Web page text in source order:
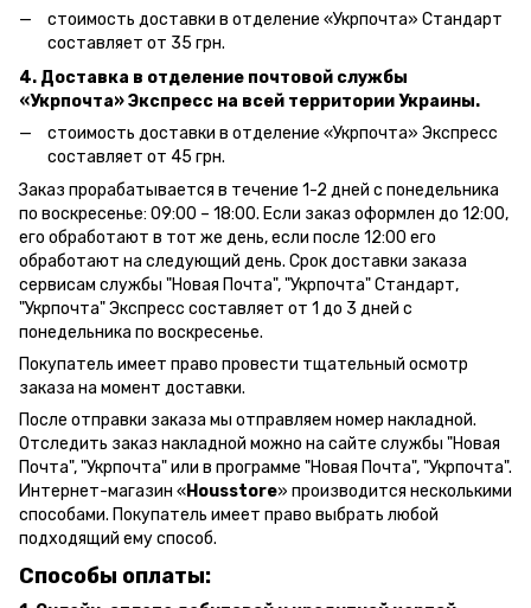
стоимость доставки в отделение «Укрпочта» Стандарт
составляет от 35 грн.
4. Доставка в отделение почтовой службы
«Укрпочта» Экспресс на всей территории Украины.
стоимость доставки в отделение «Укрпочта» Экспресс
составляет от 45 грн.
Заказ прорабатывается в течение 1-2 дней с понедельника
по воскресенье: 09:00 – 18:00. Если заказ оформлен до 12:00,
его обработают в тот же день, если после 12:00 его
обработают на следующий день. Срок доставки заказа
сервисам службы "Новая Почта", "Укрпочта" Стандарт,
"Укрпочта" Экспресс составляет от 1 до 3 дней с
понедельника по воскресенье.
Покупатель имеет право провести тщательный осмотр
заказа на момент доставки.
После отправки заказа мы отправляем номер накладной.
Отследить заказ накладной можно на сайте службы "Новая
Почта", "Укрпочта" или в программе "Новая Почта", "Укрпочта".
Интернет-магазин «Housstore» производится несколькими
способами. Покупатель имеет право выбрать любой
подходящий ему способ.
Способы оплаты: